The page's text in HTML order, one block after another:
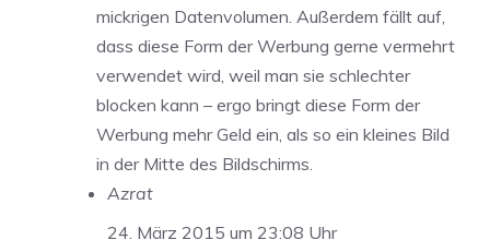
mickrigen Datenvolumen. Außerdem fällt auf,
dass diese Form der Werbung gerne vermehrt
verwendet wird, weil man sie schlechter
blocken kann – ergo bringt diese Form der
Werbung mehr Geld ein, als so ein kleines Bild
in der Mitte des Bildschirms.
Azrat
24. März 2015 um 23:08 Uhr